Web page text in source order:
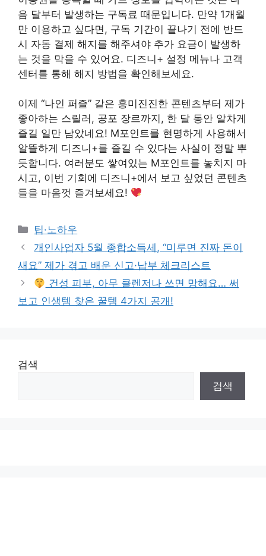
음 달부터 발생하는 구독료 때문입니다. 만약 1개월
만 이용하고 싶다면, 구독 기간이 끝나기 전에 반드
시 자동 결제 해지를 해주셔야 추가 요금이 발생하
는 것을 막을 수 있어요. 디즈니+ 설정 메뉴나 고객
센터를 통해 해지 방법을 확인해보세요.
이제 “나인 퍼즐” 같은 흥미진진한 콘텐츠부터 제가
좋아하는 스릴러, 공포 장르까지, 한 달 동안 알차게
즐길 일만 남았네요! M포인트를 현명하게 사용해서
알뜰하게 디즈니+를 즐길 수 있다는 사실이 정말 뿌
듯합니다. 여러분도 쌓여있는 M포인트를 놓치지 마
시고, 이번 기회에 디즈니+에서 보고 싶었던 콘텐츠
들을 마음껏 즐겨보세요!
Categories
팁·노하우
개인사업자 5월 종합소득세, “미루면 진짜 돈이
새요” 제가 겪고 배운 신고·납부 체크리스트
건성 피부, 아무 클렌저나 쓰면 망해요… 써
보고 인생템 찾은 꿀템 4가지 공개!
검색
검색